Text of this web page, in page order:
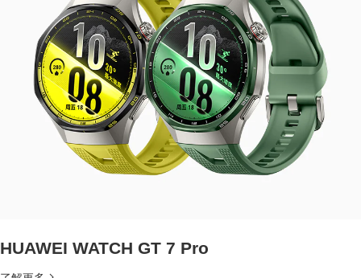
HUAWEI WATCH GT 7 Pro